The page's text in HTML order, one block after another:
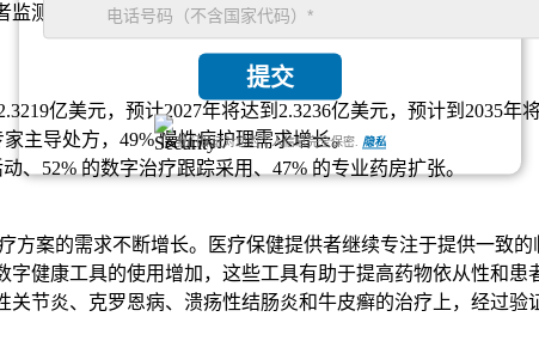
提交
我们保证对您的个人信息完全保密. 隐私
测系统以及更广泛的生物疗法保险范围正在帮助维持该市场
亿美元，预计2027年将达到2.3236亿美元，预计到2035年
主导处方，49% 慢性病护理需求增长。
、52% 的数字治疗跟踪采用、47% 的专业药房扩张。
方案的需求不断增长。医疗保健提供者继续专注于提供一致
健康工具的使用增加，这些工具有助于提高药物依从性和
节炎、克罗恩病、溃疡性结肠炎和牛皮癣的治疗上，经过验